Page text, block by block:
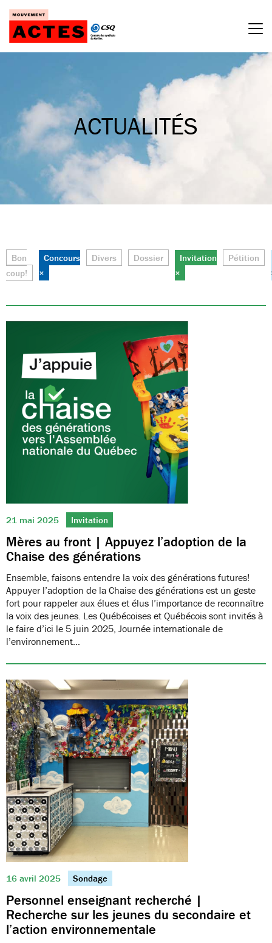
Passer
contenu
ACTUALITÉS
21 mai 2025 Invitation
Mères au front | Appuyez l’adoption de la
Chaise des générations
Ensemble, faisons entendre la voix des générations futures!
Appuyer l’adoption de la Chaise des générations est un geste
fort pour rappeler aux élues et élus l’importance de reconnaître
la voix des jeunes. Les Québécoises et Québécois sont invités à
le faire d’ici le 5 juin 2025, Journée internationale de
l’environnement…
16 avril 2025 Sondage
Personnel enseignant recherché |
Recherche sur les jeunes du secondaire et
l’action environnementale
Bon
coup!
Concours
×
Divers Dossier
Invitation
×
Pétition